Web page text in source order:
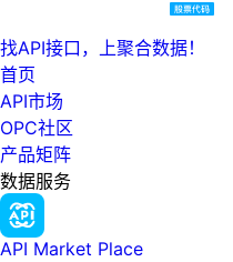
找API接口，上聚合数据！
首页
API市场
OPC社区
产品矩阵
数据服务
API Market Place